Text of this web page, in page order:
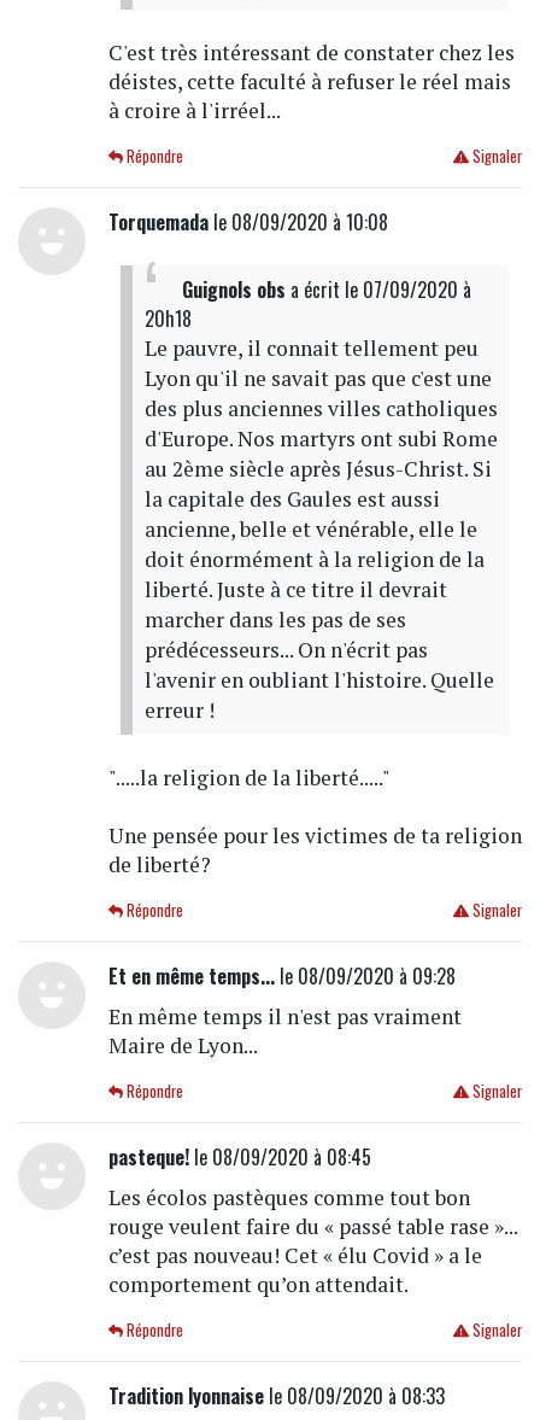
C'est très intéressant de constater chez les
déistes, cette faculté à refuser le réel mais
à croire à l'irréel...
Signaler
Répondre
Torquemadale 08/09/2020 à 10:08
Guignols obs a écrit le 07/09/2020 à
20h18
Le pauvre, il connait tellement peu
Lyon qu'il ne savait pas que c'est une
des plus anciennes villes catholiques
d'Europe. Nos martyrs ont subi Rome
au 2ème siècle après Jésus-Christ. Si
la capitale des Gaules est aussi
ancienne, belle et vénérable, elle le
doit énormément à la religion de la
liberté. Juste à ce titre il devrait
marcher dans les pas de ses
prédécesseurs... On n'écrit pas
l'avenir en oubliant l'histoire. Quelle
erreur !
".....la religion de la liberté....."
Une pensée pour les victimes de ta religion
de liberté?
Signaler
Répondre
Et en même temps...le 08/09/2020 à 09:28
En même temps il n'est pas vraiment
Maire de Lyon...
Signaler
Répondre
pasteque!le 08/09/2020 à 08:45
Les écolos pastèques comme tout bon
rouge veulent faire du « passé table rase »...
c’est pas nouveau! Cet « élu Covid » a le
comportement qu’on attendait.
Signaler
Répondre
Tradition lyonnaisele 08/09/2020 à 08:33